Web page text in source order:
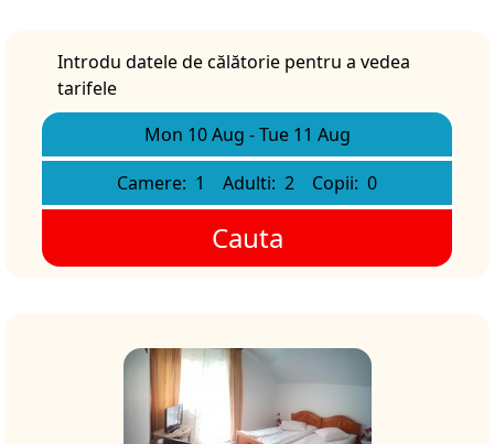
Introdu datele de călătorie pentru a vedea
tarifele
Mon 10 Aug -Tue 11 Aug
Camere: 1 Adulti: 2 Copii: 0
Cauta